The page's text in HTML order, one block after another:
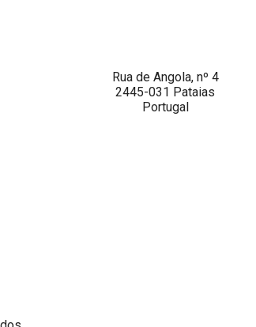
Rua de Angola, nº 4
2445-031 Pataias
Portugal